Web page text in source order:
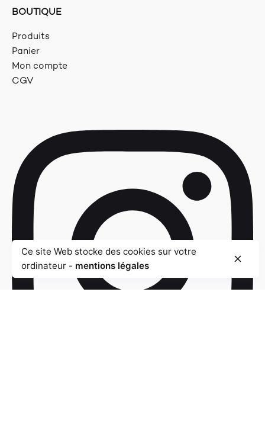
BOUTIQUE
Produits
Panier
Mon compte
CGV
Ce site Web stocke des cookies sur votre
ordinateur - mentions légales